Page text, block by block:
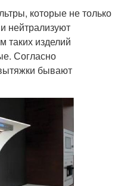
которые не только
нейтрализуют
таких изделий
Согласно
бывают